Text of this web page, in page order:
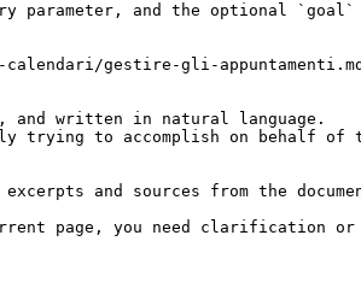
parameter, and the optional `goal`
gestire-gli-
written in natural language.
trying to accomplish on behalf
and sources from the
page, you need clarification